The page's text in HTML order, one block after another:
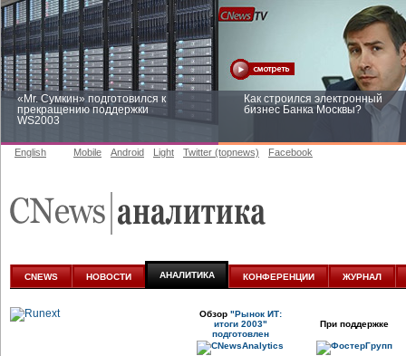
«Mr. Сумкин» подготовился к
прекращению поддержки
WS2003
Как строился электронный
бизнес Банка Москвы?
аналитике
English Mobile Android Light Twitter (topnews) Facebook
CNEWS НОВОСТИ АНАЛИТИКА КОНФЕРЕНЦИИ ЖУРНАЛ
Обзор "Рынок ИТ:
итоги 2003"
подготовлен
При поддержке